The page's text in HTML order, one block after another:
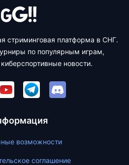
стриминговая платформа в СНГ.
по популярным играм,
новости.
возможности
соглашение